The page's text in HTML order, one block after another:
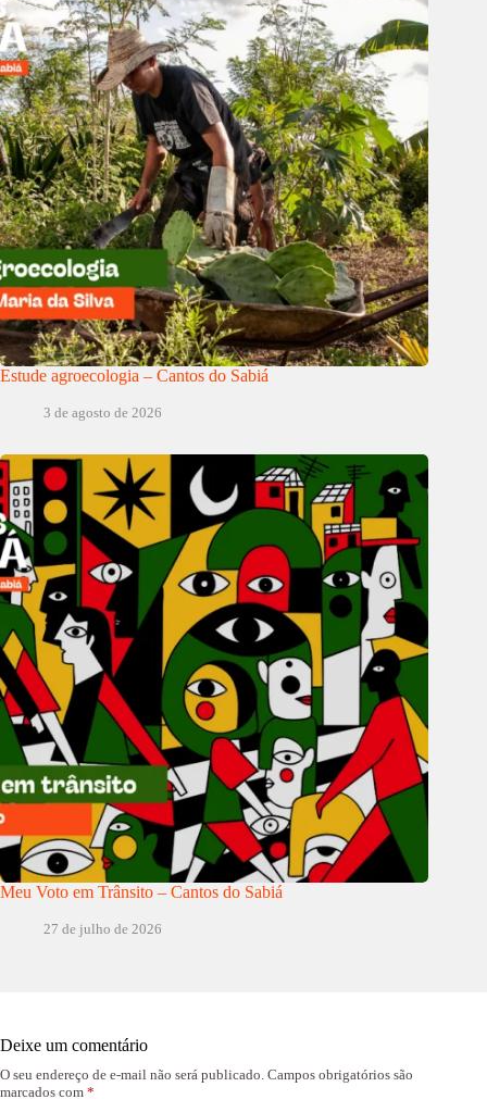
Estude agroecologia – Cantos do Sabiá
3 de agosto de 2026
Meu Voto em Trânsito – Cantos do Sabiá
27 de julho de 2026
Deixe um comentário
O seu endereço de e-mail não será publicado. Campos obrigatórios são
marcados com *